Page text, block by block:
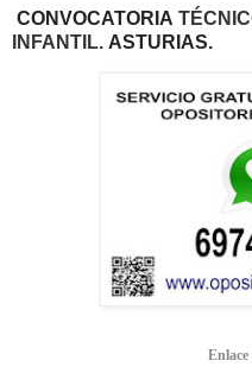
CONVOCATORIA
INFANTIL. ASTURIAS.